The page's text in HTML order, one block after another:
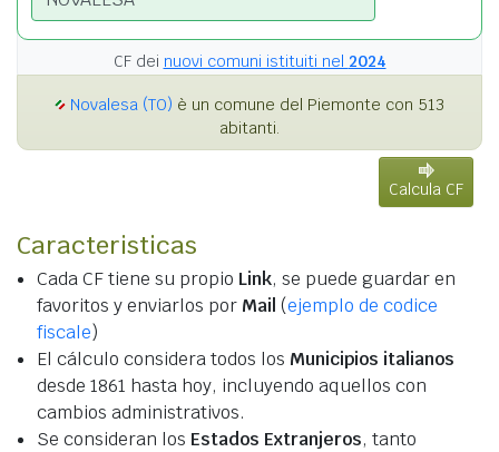
CF dei nuovi comuni istituiti nel 2024
Novalesa (TO) è un comune del Piemonte con 513
abitanti.
Calcula CF
Caracteristicas
Cada CF tiene su propio Link, se puede guardar en
favoritos y enviarlos por Mail (ejemplo de codice
fiscale)
El cálculo considera todos los Municipios italianos
desde 1861 hasta hoy, incluyendo aquellos con
cambios administrativos.
Se consideran los Estados Extranjeros, tanto